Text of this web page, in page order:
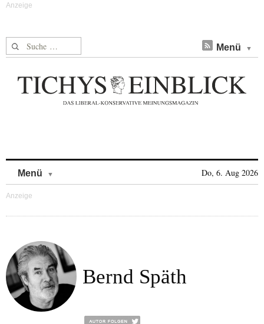
Suche nach: Menü
Menü Do, 6. Aug 2026
Bernd Späth